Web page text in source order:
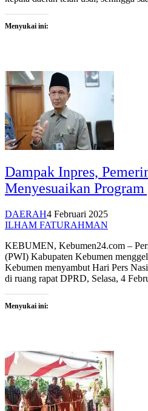
Menyukai ini:
Dampak Inpres,
Menyesuaikan
DAERAH4 Februari 2025
ILHAM FATURAHMAN
KEBUMEN, Kebumen24.com –
(PWI) Kabupaten Kebumen
Kebumen menyambut Hari Pers
di ruang rapat DPRD, Selasa, 4
Menyukai ini: